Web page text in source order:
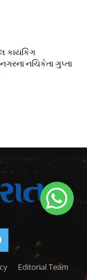
કાયકિંગ
નચિકેતા ગુપ્તા
Editorial Team